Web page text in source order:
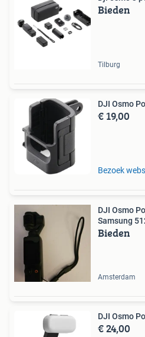
Bieden
Tilburg
DJI Osmo
€ 19,00
Bezoek
DJI Osmo
Samsung
Bieden
Amsterdam
DJI Osmo
€ 24,00